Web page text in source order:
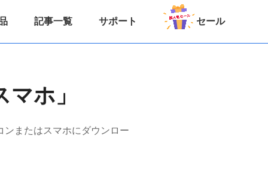
記事一覧 サポート セール
ホ」
またはスマホにダウンロー